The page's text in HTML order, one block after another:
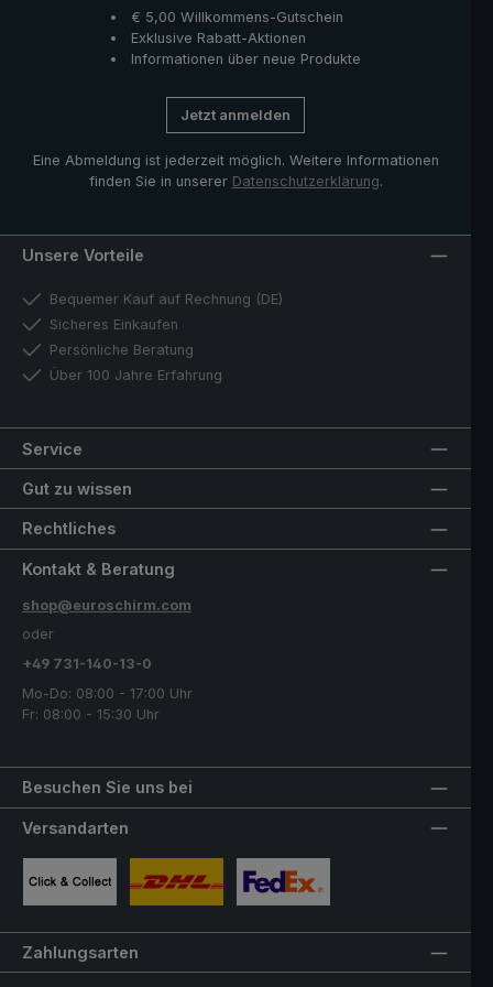
€ 5,00 Willkommens-Gutschein
Exklusive Rabatt-Aktionen
Informationen über neue Produkte
Jetzt anmelden
Eine Abmeldung ist jederzeit möglich. Weitere Informationen
finden Sie in unserer Datenschutzerklärung.
Unsere Vorteile
Bequemer Kauf auf Rechnung (DE)
Sicheres Einkaufen
Persönliche Beratung
Über 100 Jahre Erfahrung
Service
Gut zu wissen
Rechtliches
Besuchen Sie uns bei
Kontakt & Beratung
shop@euroschirm.com
oder
+49 731-140-13-0
Mo-Do: 08:00 - 17:00 Uhr
Fr: 08:00 - 15:30 Uhr
Versandarten
Zahlungsarten